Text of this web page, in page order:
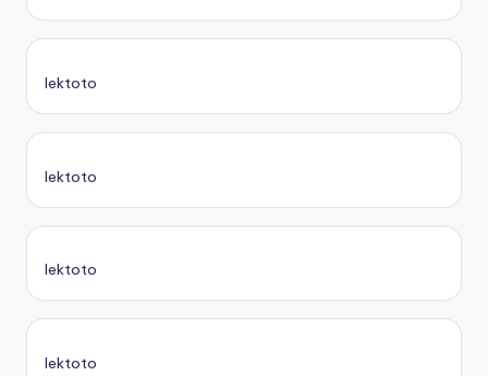
lektoto
lektoto
lektoto
lektoto